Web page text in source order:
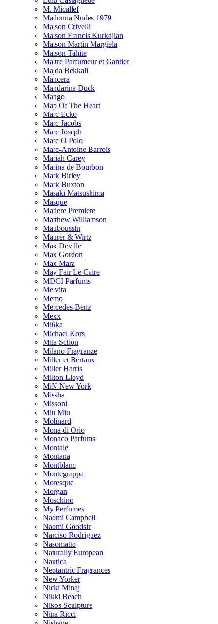
M. Micallef
Madonna Nudes 1979
Maison Crivelli
Maison Francis Kurkdjian
Maison Martin Margiela
Maison Tahite
Maitre Parfumeur et Gantier
Majda Bekkali
Mancera
Mandarina Duck
Mango
Map Of The Heart
Marc Ecko
Marc Jacobs
Marc Joseph
Marc O Polo
Marc-Antoine Barrois
Mariah Carey
Marina de Bourbon
Mark Birley
Mark Buxton
Masaki Matsushima
Masque
Matiere Premiere
Matthew Williamson
Mauboussin
Maurer & Wirtz
Max Deville
Max Gordon
Max Mara
May Fair Le Caire
MDCI Parfums
Melvita
Memo
Mercedes-Benz
Mexx
Mi6ka
Michael Kors
Mila Schön
Milano Fragranze
Miller et Bertaux
Miller Harris
Milton Lloyd
MiN New York
Missha
Missoni
Miu Miu
Molinard
Mona di Orio
Monaco Parfums
Montale
Montana
Montblanc
Montegrappa
Moresque
Morgan
Moschino
My Perfumes
Naomi Campbell
Naomi Goodsir
Narciso Rodriguez
Nasomatto
Naturally European
Nautica
Neotantric Fragrances
New Yorker
Nicki Minaj
Nikki Beach
Nikos Sculpture
Nina Ricci